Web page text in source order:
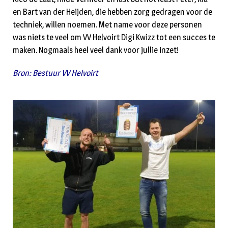
en Bart van der Heijden, die hebben zorg gedragen voor de
techniek, willen noemen. Met name voor deze personen
was niets te veel om VV Helvoirt Digi Kwizz tot een succes te
maken. Nogmaals heel veel dank voor jullie inzet!
Bron: Bestuur VV Helvoirt